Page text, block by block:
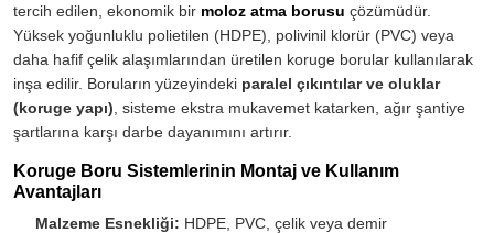
tercih edilen, ekonomik bir moloz atma borusu çözümüdür.
Yüksek yoğunluklu polietilen (HDPE), polivinil klorür (PVC) veya
daha hafif çelik alaşımlarından üretilen koruge borular kullanılarak
inşa edilir. Boruların yüzeyindeki paralel çıkıntılar ve oluklar
(koruge yapı) , sisteme ekstra mukavemet katarken, ağır şantiye
şartlarına karşı darbe dayanımını artırır.
Koruge Boru Sistemlerinin Montaj ve Kullanım
Avantajları
Malzeme Esnekliği: HDPE, PVC, çelik veya demir